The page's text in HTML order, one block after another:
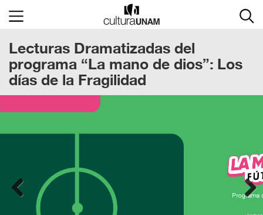
CulturaUNAM
ACTIVIDADES
CULTURALES
PRENSA
RECINTOS
Lecturas Dramatizadas del
programa “La mano de dios”: Los
días de la Fragilidad
×